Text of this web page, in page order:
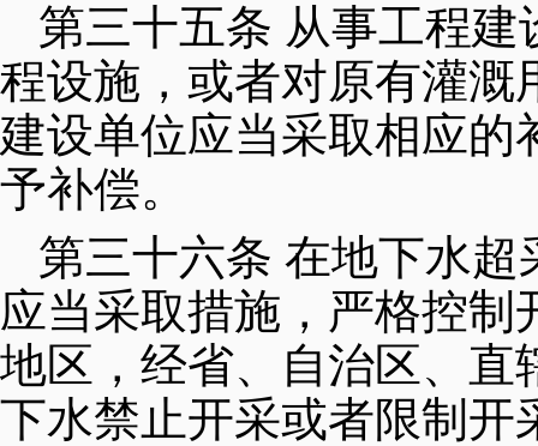
第三十五条 从事工程
程设施，或者对原有灌溉
建设单位应当采取相应的
予补偿。
第三十六条 在地下水
应当采取措施，严格控
地区，经省、自治区、直
下水禁止开采或者限制开